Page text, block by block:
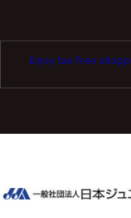
能性があります。
Enjoy tax-free